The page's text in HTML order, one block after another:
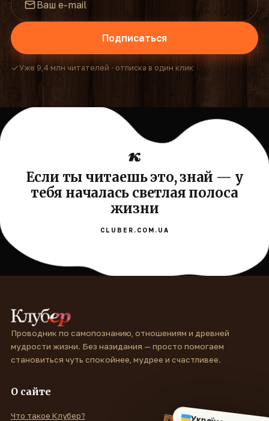
Подписаться
Уже 9,4 млн читателей · отписка в один клик
Если ты читаешь это, знай — у
тебя началась светлая полоса
жизни
CLUBER.COM.UA
Проводник по самопознанию, отношениям и древней
мудрости жизни. Без назидания — просто помогаем
становиться чуть спокойнее, мудрее и счастливее.
О сайте
Что такое Клубер?